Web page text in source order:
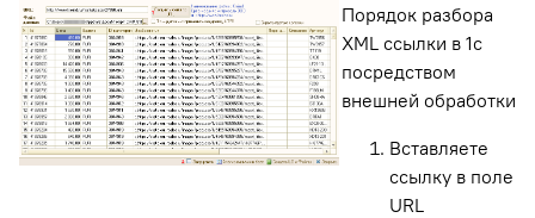
Порядок разбора
XML ссылки в 1с
посредством
внешней обработки
Вставляете
ссылку в поле
URL